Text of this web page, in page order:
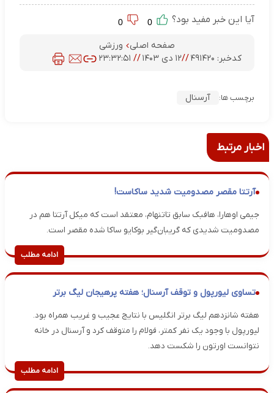
آیا این خبر مفید بود؟
صفحه اصلی
ورزشی
کدخبر: ۴۹۱۴۲۰ //۱۲ دی ۱۴۰۳ // ۲۳:۳۲:۵۱
برچسب ها: آرسنال
اخبار مرتبط
آرتتا مقصر مصدومیت شدید ساکاست!
جیمی اوهارا، هافبک سابق تاتنهام، معتقد است که میکل آرتتا هم در
مصدومیت شدیدی که گریبان‌گیر بوکایو ساکا شده مقصر است.
ادامه مطلب
تساوی لیورپول و توقف آرسنال؛ هفته پرهیجان لیگ برتر
هفته شانزدهم لیگ برتر انگلیس با نتایج عجیب و غریب همراه بود.
لیورپول با وجود یک نفر کمتر، فولام را متوقف کرد و آرسنال در خانه
نتوانست اورتون را شکست دهد.
ادامه مطلب